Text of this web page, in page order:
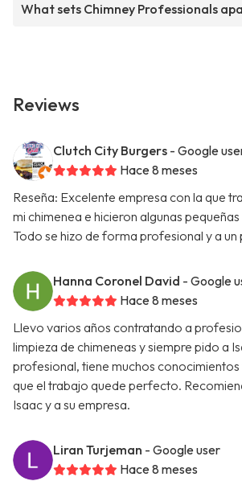
What sets Chimney Professionals
Reviews
Clutch City Burgers - Google
Hace 8 meses
Reseña: Excelente empresa con la que
mi chimenea e hicieron algunas
Todo se hizo de forma profesional y a un
Hanna Coronel David - Google
Hace 8 meses
Llevo varios años contratando a
limpieza de chimeneas y siempre pido a
profesional, tiene muchos conocimientos
que el trabajo quede perfecto.
Isaac y a su empresa.
Liran Turjeman - Google user
Hace 8 meses